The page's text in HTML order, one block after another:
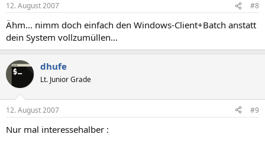
12. August 2007 #8
Ähm... nimm doch einfach den Windows-Client+Batch anstatt
dein System vollzumüllen...
dhufe
Lt. Junior Grade
12. August 2007 #9
Nur mal interessehalber :